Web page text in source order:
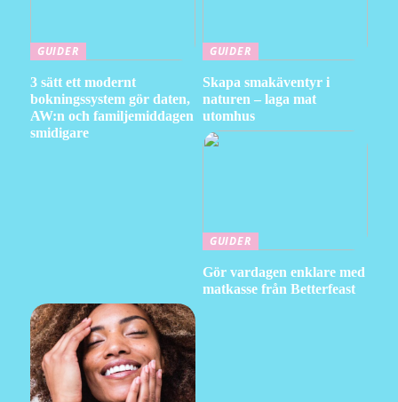
GUIDER
3 sätt ett modernt
bokningssystem gör daten,
AW:n och familjemiddagen
smidigare
GUIDER
Skapa smakäventyr i
naturen – laga mat
utomhus
GUIDER
Gör vardagen enklare med
matkasse från Betterfeast